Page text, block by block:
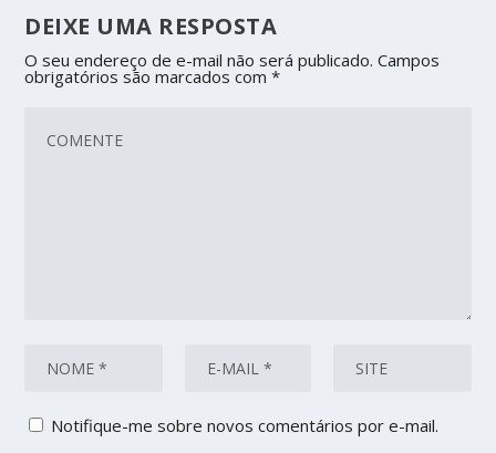
DEIXE UMA RESPOSTA
O seu endereço de e-mail não será publicado. Campos
obrigatórios são marcados com*
Notifique-me sobre novos comentários por e-mail.